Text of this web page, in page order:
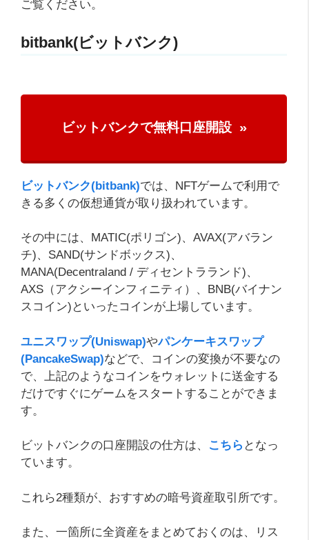
ご覧ください。
bitbank(ビットバンク)
ビットバンクで無料口座開設
ビットバンク(bitbank)では、NFTゲームで利用で
きる多くの仮想通貨が取り扱われています。
その中には、MATIC(ポリゴン)、AVAX(アバラン
チ)、SAND(サンドボックス)、
MANA(Decentraland / ディセントラランド)、
AXS（アクシーインフィニティ）、BNB(バイナン
スコイン)といったコインが上場しています。
ユニスワップ(Uniswap)やパンケーキスワップ
(PancakeSwap)などで、コインの変換が不要なの
で、上記のようなコインをウォレットに送金する
だけですぐにゲームをスタートすることができま
す。
ビットバンクの口座開設の仕方は、 こちら となっ
ています。
これら2種類が、おすすめの暗号資産取引所です。
また、一箇所に全資産をまとめておくのは、リス